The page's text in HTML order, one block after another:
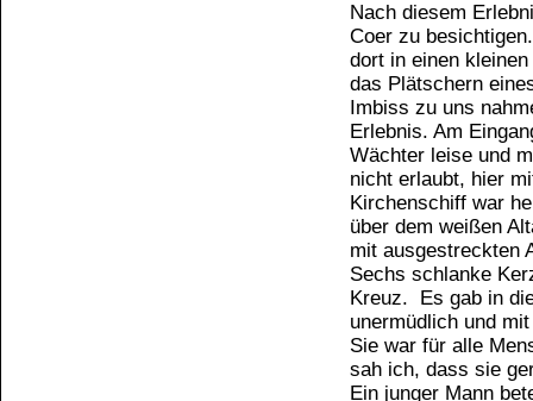
Nach diesem
Coer zu
dort in einen
das Plätschern
Imbiss zu uns
Erlebnis. Am
Wächter leise und
nicht erlaubt, hier
Kirchenschiff war
über dem weißen
mit ausgestreckten
Sechs schlanke
Kreuz. Es gab in
unermüdlich und
Sie war für alle
sah ich, dass sie
Ein junger Mann